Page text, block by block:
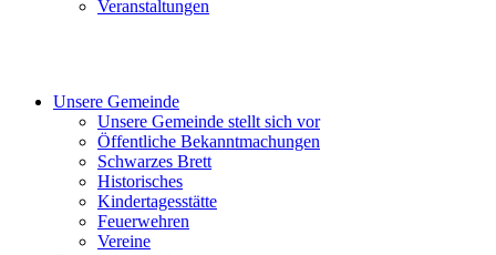
Veranstaltungen
Unsere Gemeinde
Unsere Gemeinde stellt sich vor
Öffentliche Bekanntmachungen
Schwarzes Brett
Historisches
Kindertagesstätte
Feuerwehren
Vereine